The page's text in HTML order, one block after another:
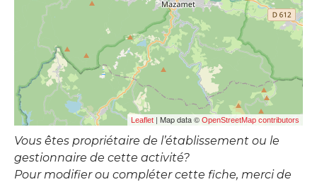
Leaflet | Map data © OpenStreetMap contributors
Vous êtes propriétaire de l’établissement ou le
gestionnaire de cette activité?
Pour modifier ou compléter cette fiche, merci de